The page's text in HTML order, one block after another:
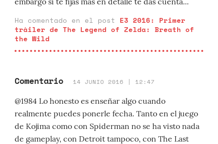
Ha comentado en el post E3 2016: Primer
tráiler de The Legend of Zelda: Breath of
the Wild
Comentario 14 JUNIO 2016 | 12:47
@1984 Lo honesto es enseñar algo cuando
realmente puedes ponerle fecha. Tanto en el juego
de Kojima como con Spiderman no se ha visto nada
de gameplay, con Detroit tampoco, con The Last